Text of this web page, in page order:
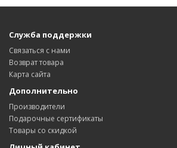
Служба поддержки
Связаться с нами
Возврат товара
Карта сайта
Дополнительно
Производители
Подарочные сертификаты
Товары со скидкой